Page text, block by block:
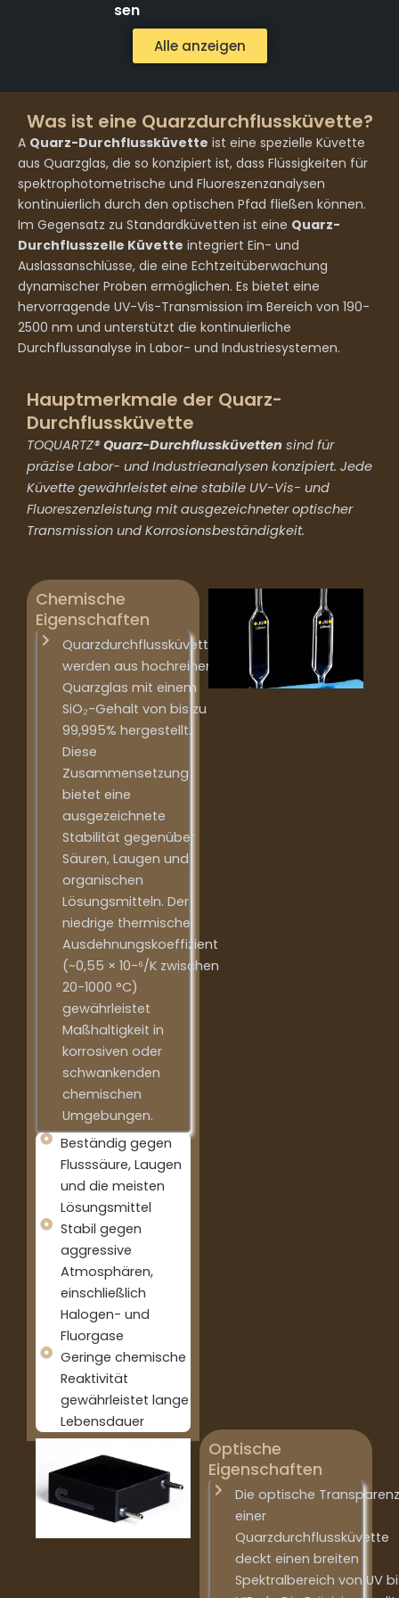
sen
Alle anzeigen
Was ist eine Quarzdurchflussküvette?
A Quarz-Durchflussküvette ist eine spezielle Küvette
aus Quarzglas, die so konzipiert ist, dass Flüssigkeiten für
spektrophotometrische und Fluoreszenzanalysen
kontinuierlich durch den optischen Pfad fließen können.
Im Gegensatz zu Standardküvetten ist eine Quarz-
Durchflusszelle Küvette integriert Ein- und
Auslassanschlüsse, die eine Echtzeitüberwachung
dynamischer Proben ermöglichen. Es bietet eine
hervorragende UV-Vis-Transmission im Bereich von 190-
2500 nm und unterstützt die kontinuierliche
Durchflussanalyse in Labor- und Industriesystemen.
Hauptmerkmale der Quarz-
Durchflussküvette
TOQUARTZ®Quarz-Durchflussküvetten sind für
präzise Labor- und Industrieanalysen konzipiert. Jede
Küvette gewährleistet eine stabile UV-Vis- und
Fluoreszenzleistung mit ausgezeichneter optischer
Transmission und Korrosionsbeständigkeit.
Chemische
Eigenschaften
Quarzdurchflussküvetten
werden aus hochreinem
Quarzglas mit einem
SiO₂-Gehalt von bis zu
99,995% hergestellt.
Diese
Zusammensetzung
bietet eine
ausgezeichnete
Stabilität gegenüber
Säuren, Laugen und
organischen
Lösungsmitteln. Der
niedrige thermische
Ausdehnungskoeffizient
(~0,55 × 10-⁶/K zwischen
20-1000 °C)
gewährleistet
Maßhaltigkeit in
korrosiven oder
schwankenden
chemischen
Umgebungen.
Beständig gegen
Flusssäure, Laugen
und die meisten
Lösungsmittel
Stabil gegen
aggressive
Atmosphären,
einschließlich
Halogen- und
Fluorgase
Geringe chemische
Reaktivität
gewährleistet lange
Lebensdauer
Optische
Eigenschaften
Die optische Transparenz
einer
Quarzdurchflussküvette
deckt einen breiten
Spektralbereich von UV